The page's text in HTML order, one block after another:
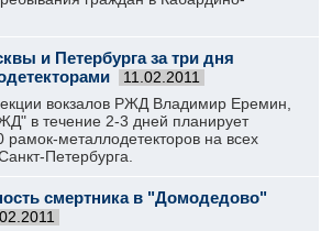
и Петербурга за три дня
11.02.2011
вокзалов РЖД Владимир Еремин,
в течение 2-3 дней планирует
рамок-металлодетекторов на всех
Петербурга.
смертника в "Домодедово"